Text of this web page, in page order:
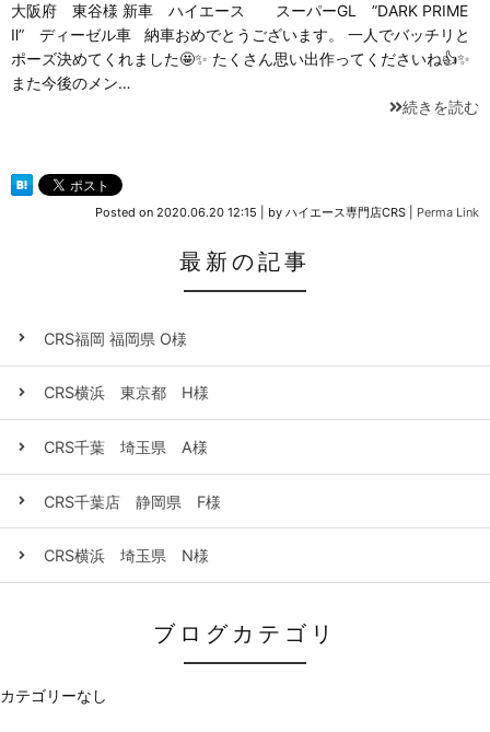
大阪府 東谷様 新車 ハイエース スーパーGL ”DARK PRIME
Ⅱ” ディーゼル車 納車おめでとうございます。 一人でバッチリと
ポーズ決めてくれました🤩✨ たくさん思い出作ってくださいね👍✨
また今後のメン…
続きを読む
Posted on 2020.06.20 12:15 by ハイエース専門店CRS Perma Link
最新の記事
CRS福岡 福岡県 O様
CRS横浜 東京都 H様
CRS千葉 埼玉県 A様
CRS千葉店 静岡県 F様
CRS横浜 埼玉県 N様
ブログカテゴリ
カテゴリーなし